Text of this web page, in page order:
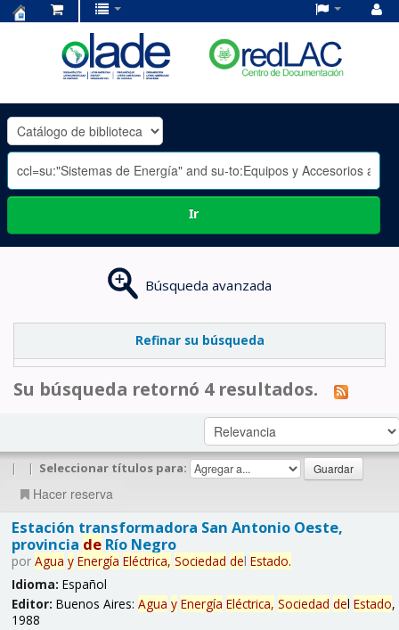
OLADE
-
Ir
Búsqueda avanzada
Refinar su búsqueda
Su búsqueda retornó 4 resultados.
| | Seleccionar títulos para:
Hacer reserva
Estación transformadora San Antonio Oeste,
provincia deRío Negro
por Agua y Energía Eléctrica, Sociedad del Estado.
Idioma: Español
Editor: Buenos Aires: Agua y Energía Eléctrica, Sociedad del Estado,
1988